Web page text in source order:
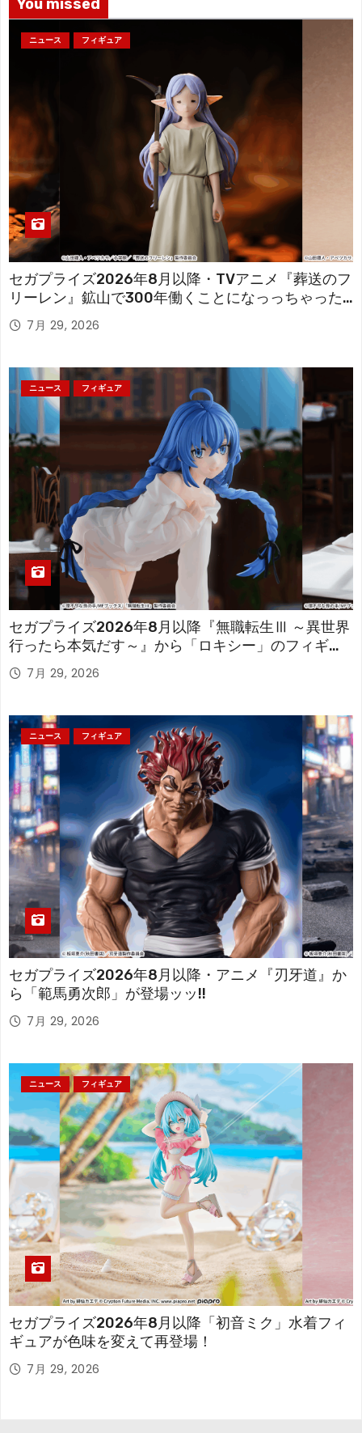
You missed
ニュース フィギュア
セガプライズ2026年8月以降・TVアニメ『葬送のフ
リーレン』鉱山で300年働くことになっっちゃった
「フリーレン」を立体化！
7月 29, 2026
ニュース フィギュア
セガプライズ2026年8月以降『無職転生Ⅲ ～異世界
行ったら本気だす～』から「ロキシー」のフィギュ
アが登場！
7月 29, 2026
ニュース フィギュア
セガプライズ2026年8月以降・アニメ『刃牙道』か
ら「範馬勇次郎」が登場ッッ!!
7月 29, 2026
ニュース フィギュア
セガプライズ2026年8月以降「初音ミク」水着フィ
ギュアが色味を変えて再登場！
7月 29, 2026